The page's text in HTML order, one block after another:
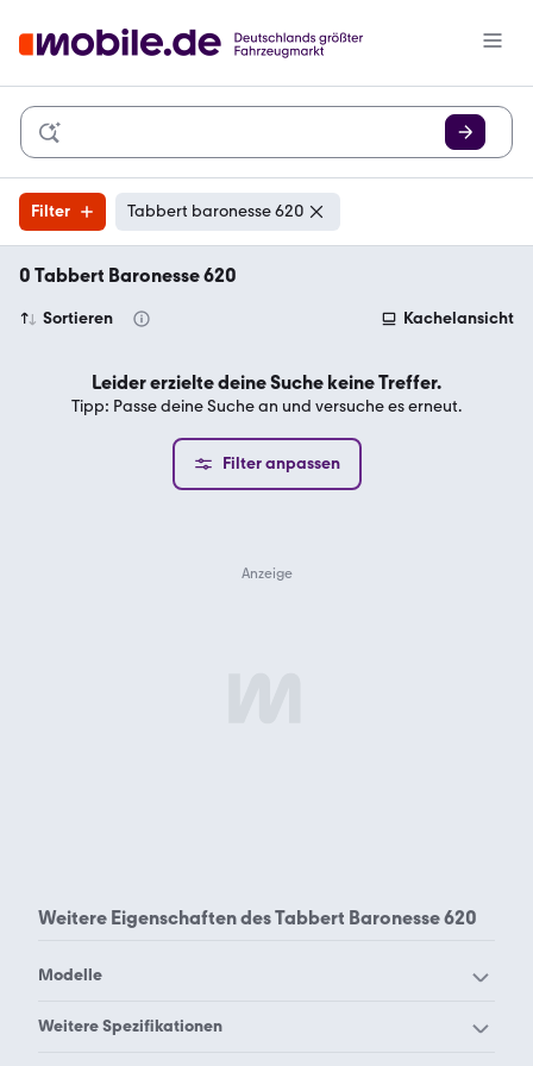
Filter Tabbert baronesse 620
0 Tabbert Baronesse 620
Sortieren Kachelansicht
Leider erzielte deine Suche keine Treffer.
Tipp: Passe deine Suche an und versuche es erneut.
Filter anpassen
Weitere Eigenschaften desTabbert Baronesse 620
Modelle
Tabbert Cazadora 460 E
Weitere Spezifikationen